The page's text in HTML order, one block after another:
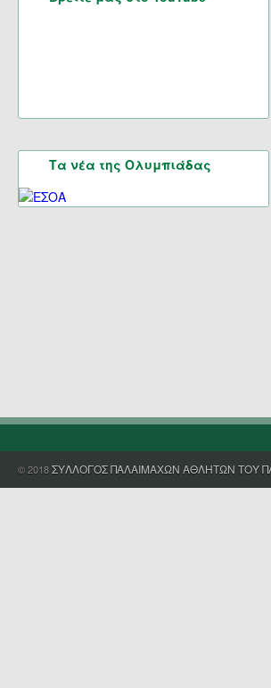
Τα νέα της Ολυμπιάδας
© 2018ΣΥΛΛΟΓΟΣ ΠΑΛΑΙΜΑΧΩΝ ΑΘΛΗΤΩΝ ΤΟΥ